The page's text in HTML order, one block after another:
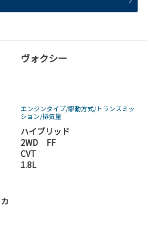
ヴォクシー
エンジンタイプ/駆動方式/トランスミッ
ション/排気量
ハイブリッド
2WD FF
CVT
1.8L